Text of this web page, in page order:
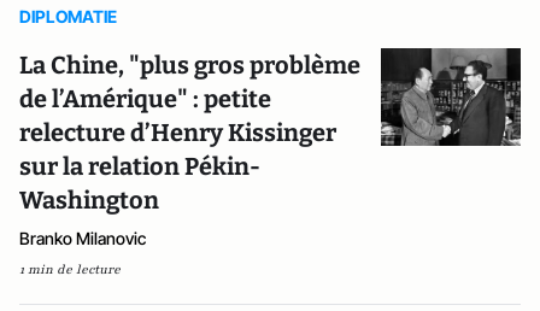
DIPLOMATIE
La Chine, "plus gros problème
de l’Amérique" : petite
relecture d’Henry Kissinger
sur la relation Pékin-
Washington
Branko Milanovic
1 min de lecture